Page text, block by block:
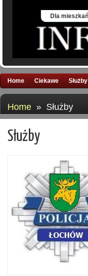
Dla
Home Ciekawe Służby
Home » Służby
Służby